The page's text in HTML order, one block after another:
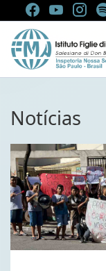
Notícias